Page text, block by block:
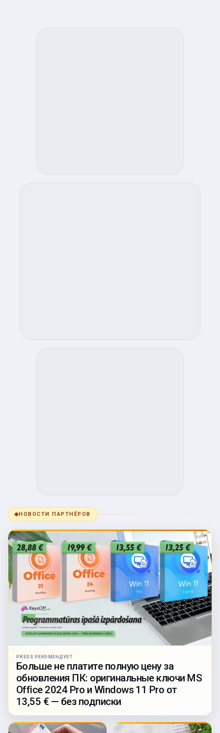
◆НОВОСТИ ПАРТНЁРОВ
PRESS РЕКОМЕНДУЕТ
Больше не платите полную цену за
обновления ПК: оригинальные ключи MS
Office 2024 Pro и Windows 11 Pro от
13,55 € — без подписки